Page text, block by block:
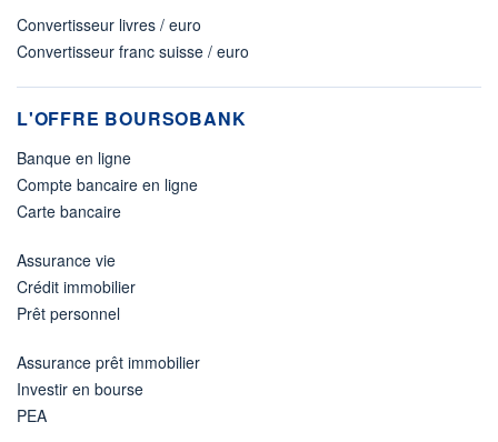
Convertisseur livres / euro
Convertisseur franc suisse / euro
L'OFFRE BOURSOBANK
Banque en ligne
Compte bancaire en ligne
Carte bancaire
Assurance vie
Crédit immobilier
Prêt personnel
Assurance prêt immobilier
Investir en bourse
PEA